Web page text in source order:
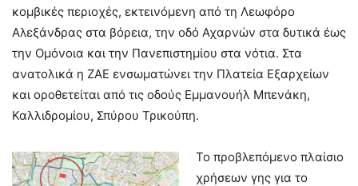
κομβικές περιοχές, εκτεινόμενη από τη Λεωφόρο
Αλεξάνδρας στα βόρεια, την οδό Αχαρνών στα δυτικά έως
την Ομόνοια και την Πανεπιστημίου στα νότια. Στα
ανατολικά η ΖΑΕ ενσωματώνει την Πλατεία Εξαρχείων
και οροθετείται από τις οδούς Εμμανουήλ Μπενάκη,
Καλλιδρομίου, Σπύρου Τρικούπη.
Το προβλεπόμενο πλαίσιο
χρήσεων γης για το